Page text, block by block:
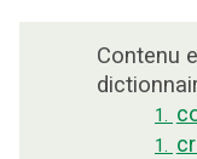
Contenu
1.
1.